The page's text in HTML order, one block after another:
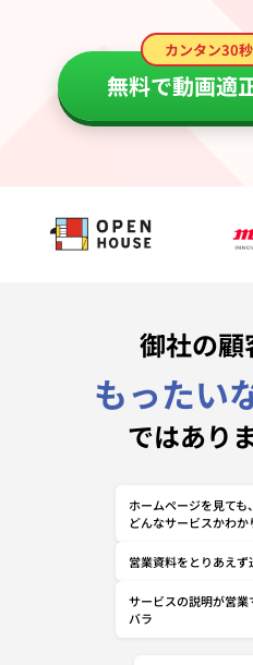
カンタン30
無料で動画適
御社の顧
もったい
ではあり
ホームページを見ても、
どんなサービスかわか
営業資料をとりあえず
サービスの説明が営業
バラ